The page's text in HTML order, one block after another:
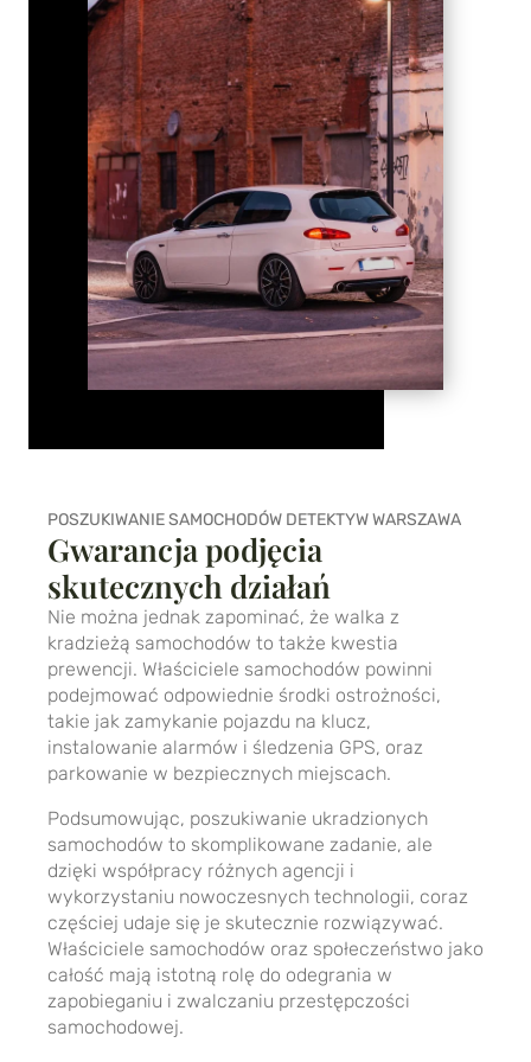
POSZUKIWANIE SAMOCHODÓW DETEKTYW WARSZAWA
Gwarancja podjęcia
skutecznych działań
Nie można jednak zapominać, że walka z
kradzieżą samochodów to także kwestia
prewencji. Właściciele samochodów powinni
podejmować odpowiednie środki ostrożności,
takie jak zamykanie pojazdu na klucz,
instalowanie alarmów i śledzenia GPS, oraz
parkowanie w bezpiecznych miejscach.
Podsumowując, poszukiwanie ukradzionych
samochodów to skomplikowane zadanie, ale
dzięki współpracy różnych agencji i
wykorzystaniu nowoczesnych technologii, coraz
częściej udaje się je skutecznie rozwiązywać.
Właściciele samochodów oraz społeczeństwo jako
całość mają istotną rolę do odegrania w
zapobieganiu i zwalczaniu przestępczości
samochodowej.